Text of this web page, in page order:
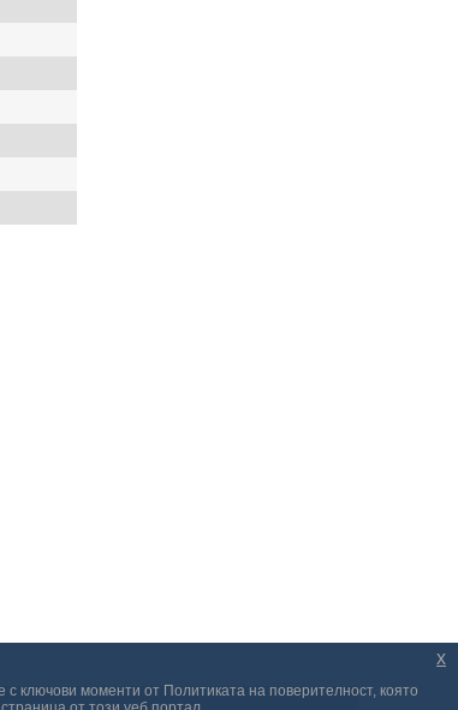
ключови моменти от Политиката на поверителност, която
x